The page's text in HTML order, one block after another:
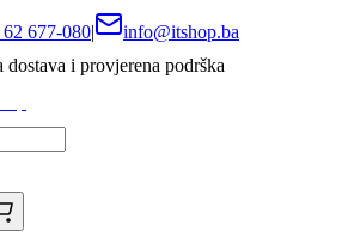
677-080|
info@itshop.ba
dostava i provjerena podrška